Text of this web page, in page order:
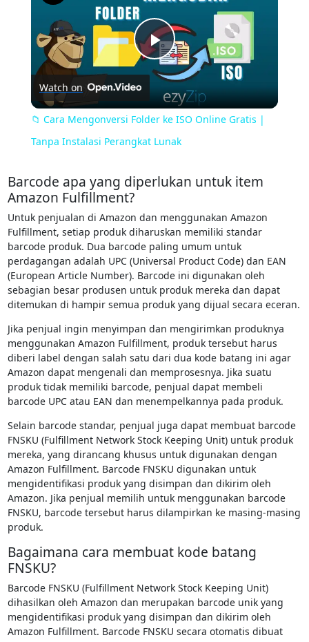
Play
Video
Watch on
📁 Cara Mengonversi Folder ke ISO Online Gratis |
Tanpa Instalasi Perangkat Lunak
Barcode apa yang diperlukan untuk item
Amazon Fulfillment?
Untuk penjualan di Amazon dan menggunakan Amazon
Fulfillment, setiap produk diharuskan memiliki standar
barcode produk. Dua barcode paling umum untuk
perdagangan adalah UPC (Universal Product Code) dan EAN
(European Article Number). Barcode ini digunakan oleh
sebagian besar produsen untuk produk mereka dan dapat
ditemukan di hampir semua produk yang dijual secara eceran.
Jika penjual ingin menyimpan dan mengirimkan produknya
menggunakan Amazon Fulfillment, produk tersebut harus
diberi label dengan salah satu dari dua kode batang ini agar
Amazon dapat mengenali dan memprosesnya. Jika suatu
produk tidak memiliki barcode, penjual dapat membeli
barcode UPC atau EAN dan menempelkannya pada produk.
Selain barcode standar, penjual juga dapat membuat barcode
FNSKU (Fulfillment Network Stock Keeping Unit) untuk produk
mereka, yang dirancang khusus untuk digunakan dengan
Amazon Fulfillment. Barcode FNSKU digunakan untuk
mengidentifikasi produk yang disimpan dan dikirim oleh
Amazon. Jika penjual memilih untuk menggunakan barcode
FNSKU, barcode tersebut harus dilampirkan ke masing-masing
produk.
Bagaimana cara membuat kode batang
FNSKU?
Barcode FNSKU (Fulfillment Network Stock Keeping Unit)
dihasilkan oleh Amazon dan merupakan barcode unik yang
mengidentifikasi produk yang disimpan dan dikirim oleh
Amazon Fulfillment. Barcode FNSKU secara otomatis dibuat